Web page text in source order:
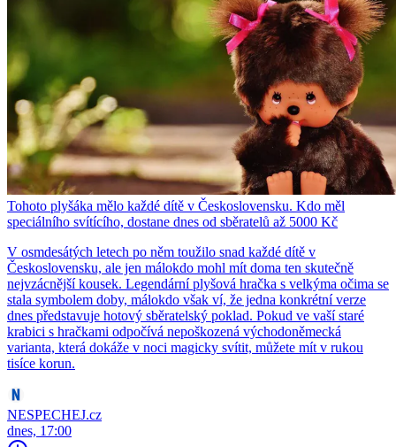
Tohoto plyšáka mělo každé dítě v Československu. Kdo měl
speciálního svítícího, dostane dnes od sběratelů až 5000 Kč
V osmdesátých letech po něm toužilo snad každé dítě v
Československu, ale jen málokdo mohl mít doma ten skutečně
nejvzácnější kousek. Legendární plyšová hračka s velkýma očima se
stala symbolem doby, málokdo však ví, že jedna konkrétní verze
dnes představuje hotový sběratelský poklad. Pokud ve vaší staré
krabici s hračkami odpočívá nepoškozená východoněmecká
varianta, která dokáže v noci magicky svítit, můžete mít v rukou
tisíce korun.
NESPECHEJ.cz
dnes, 17:00